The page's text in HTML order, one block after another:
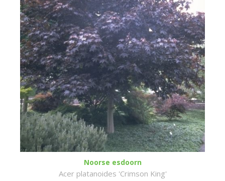
Noorse esdoorn
Acer platanoides 'Crimson King'